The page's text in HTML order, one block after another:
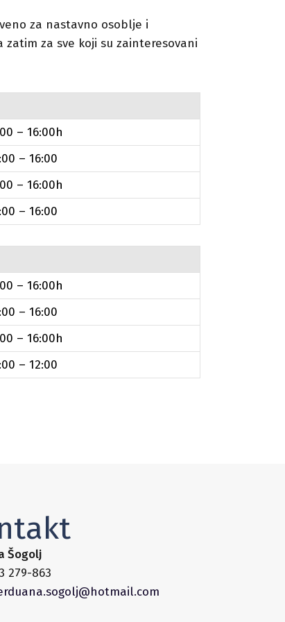
za nastavno osoblje i
za sve koji su zainteresovani
– 16:00h
– 16:00
– 16:00h
– 16:00
– 16:00h
– 16:00
– 16:00h
– 12:00
Šogolj
279-863